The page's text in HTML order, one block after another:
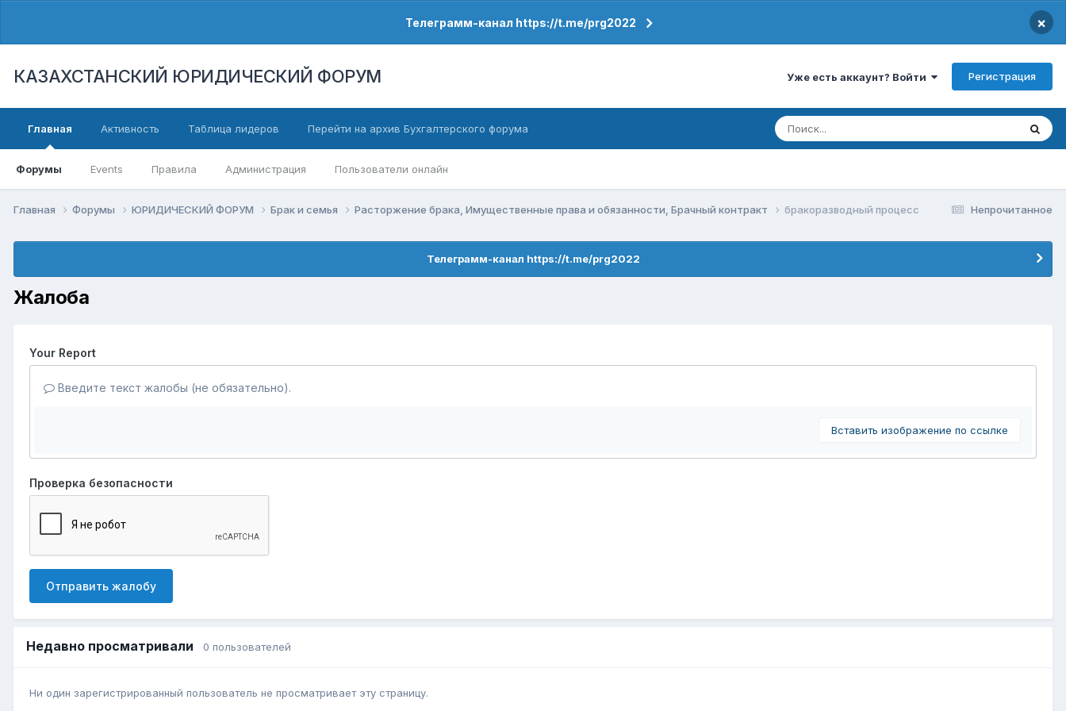
Телеграмм-канал https://t.me/prg2022 ×
КАЗАХСТАНСКИЙ ЮРИДИЧЕСКИЙ ФОРУМ Уже есть аккаунт? Войти Регистрация
Главная
Форумы Events Правила Администрация Пользователи онлайн
Активность Таблица лидеров Перейти на архив Бухгалтерского форума
Непрочитанное
Главная Форумы ЮРИДИЧЕСКИЙ ФОРУМ Брак и семья Расторжение брака, Имущественные права и обязанности, Брачный контракт бракоразводный процесс
Телеграмм-канал https://t.me/prg2022
Жалоба
Your Report
Введите текст жалобы (не обязательно).
Вставить изображение по ссылке
Проверка безопасности
Отправить жалобу
Недавно просматривали 0 пользователей
Ни один зарегистрированный пользователь не просматривает эту страницу.